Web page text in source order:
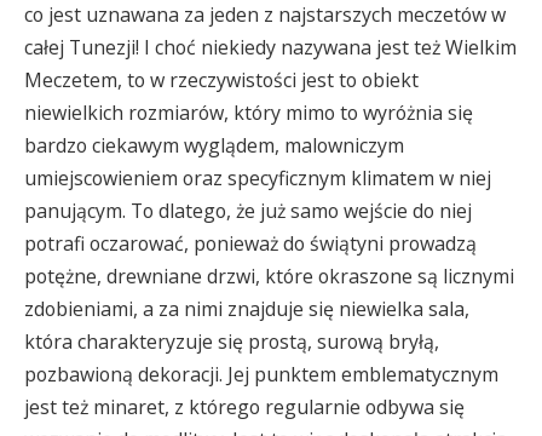
co jest uznawana za jeden z najstarszych meczetów w
całej Tunezji! I choć niekiedy nazywana jest też Wielkim
Meczetem, to w rzeczywistości jest to obiekt
niewielkich rozmiarów, który mimo to wyróżnia się
bardzo ciekawym wyglądem, malowniczym
umiejscowieniem oraz specyficznym klimatem w niej
panującym. To dlatego, że już samo wejście do niej
potrafi oczarować, ponieważ do świątyni prowadzą
potężne, drewniane drzwi, które okraszone są licznymi
zdobieniami, a za nimi znajduje się niewielka sala,
która charakteryzuje się prostą, surową bryłą,
pozbawioną dekoracji. Jej punktem emblematycznym
jest też minaret, z którego regularnie odbywa się